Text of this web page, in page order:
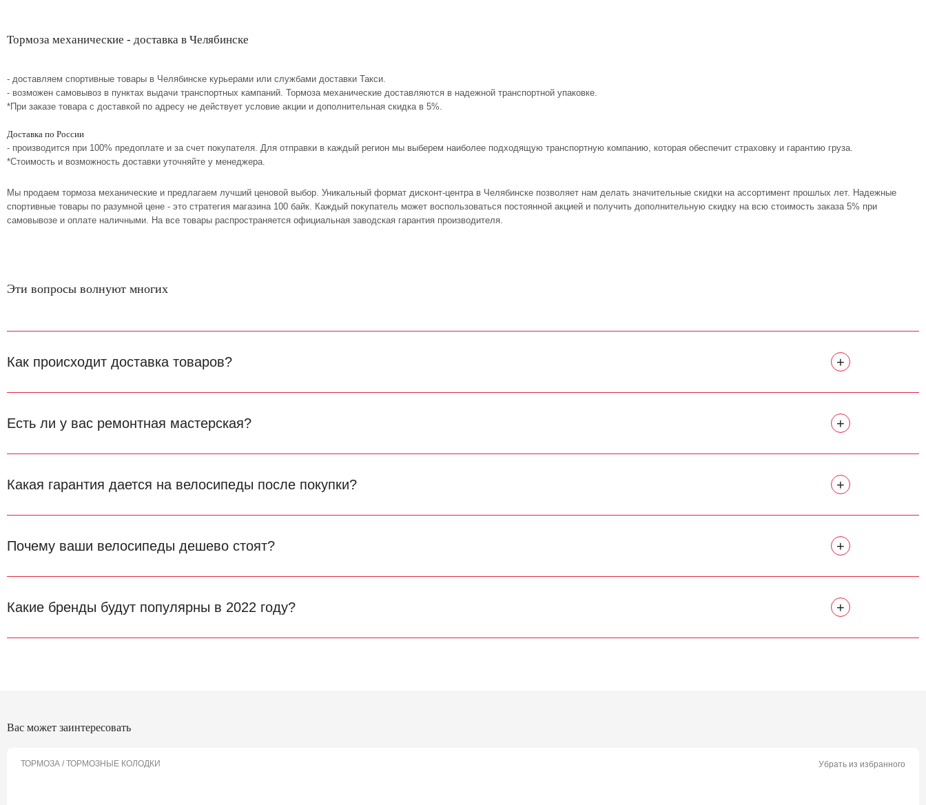
Тормоза механические - доставка в Челябинске
- доставляем спортивные товары в Челябинске курьерами или службами доставки Такси.
- возможен самовывоз в пунктах выдачи транспортных кампаний. Тормоза механические доставляются в надежной транспортной упаковке.
*При заказе товара с доставкой по адресу не действует условие акции и дополнительная скидка в 5%.
Доставка по России
- производится при 100% предоплате и за счет покупателя. Для отправки в каждый регион мы выберем наиболее подходящую транспортную компанию, которая обеспечит страховку и гарантию груза.
*Стоимость и возможность доставки уточняйте у менеджера.
Мы продаем тормоза механические и предлагаем лучший ценовой выбор. Уникальный формат дисконт-центра в Челябинске позволяет нам делать значительные скидки на ассортимент прошлых лет. Надежные
спортивные товары по разумной цене - это стратегия магазина 100 байк. Каждый покупатель может воспользоваться постоянной акцией и получить дополнительную скидку на всю стоимость заказа 5% при
самовывозе и оплате наличными. На все товары распространяется официальная заводская гарантия производителя.
Эти вопросы волнуют многих
Как происходит доставка товаров? +
Есть ли у вас ремонтная мастерская? +
Какая гарантия дается на велосипеды после покупки? +
Почему ваши велосипеды дешево стоят? +
Какие бренды будут популярны в 2022 году? +
Вас может заинтересовать
ТОРМОЗА / ТОРМОЗНЫЕ КОЛОДКИ Убрать из избранного